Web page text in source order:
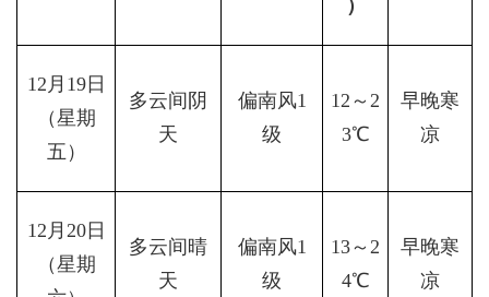
）
12月19日
（星期
五）
多云间阴
天
偏南风1
级
12～2
3℃
早晚寒
凉
12月20日
（星期
多云间晴
天
偏南风1
级
13～2
4℃
早晚寒
凉